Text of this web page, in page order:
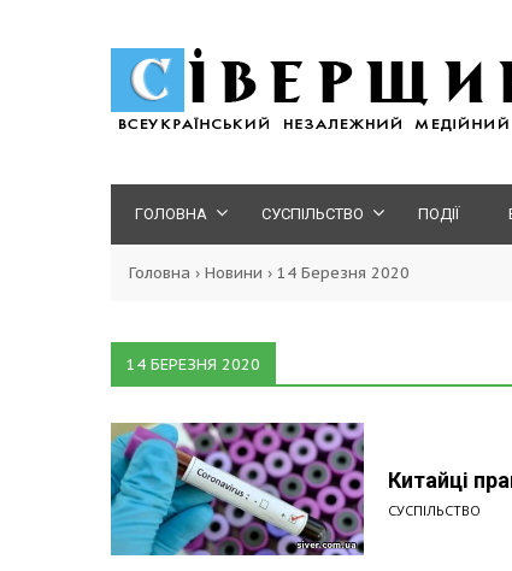
ГОЛОВНА СУСПІЛЬСТВО ПОДІЇ
Головна › Новини › 14 Березня 2020
14 БЕРЕЗНЯ 2020
Китайці
СУСПІЛЬСТВО